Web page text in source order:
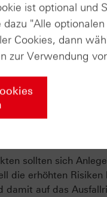
– mit frischem
Spannungen
nach Fukushima –
als Gradmesser
500® („Sell in
unserer
sollten sich
die erhöhten
damit auf das
ist optional und
"Alle
Cookies, dann
zur Verwendung